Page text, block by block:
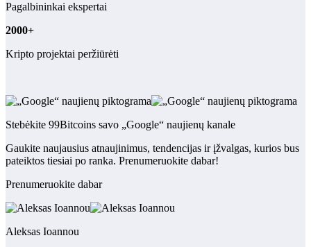
Pagalbininkai ekspertai
2000+
Kripto projektai peržiūrėti
Stebėkite 99Bitcoins savo „Google“ naujienų kanale
Gaukite naujausius atnaujinimus, tendencijas ir įžvalgas, kurios bus
pateiktos tiesiai po ranka. Prenumeruokite dabar!
Prenumeruokite dabar
Aleksas Ioannou